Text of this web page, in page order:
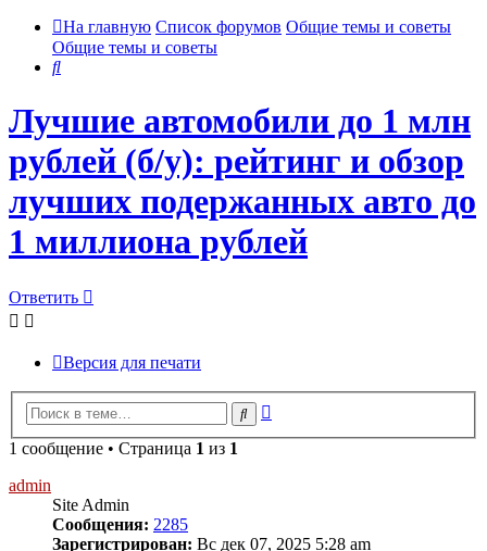
На главную Список форумов Общие темы и советы
Общие темы и советы
Поиск
Лучшие автомобили до 1 млн
рублей (б/у): рейтинг и обзор
лучших подержанных авто до
1 миллиона рублей
Ответить
Версия для печати
Поиск
1 сообщение • Страница 1 из 1
admin
Site Admin
Сообщения: 2285
Зарегистрирован: Вс дек 07, 2025 5:28 am